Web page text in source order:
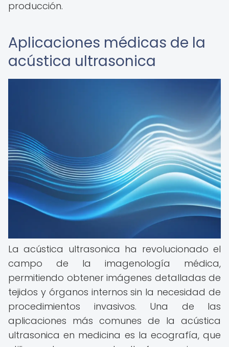
producción.
Aplicaciones médicas de la
acústica ultrasonica
La acústica ultrasonica ha revolucionado el
campo de la imagenología médica,
permitiendo obtener imágenes detalladas de
tejidos y órganos internos sin la necesidad de
procedimientos invasivos. Una de las
aplicaciones más comunes de la acústica
ultrasonica en medicina es la ecografía, que